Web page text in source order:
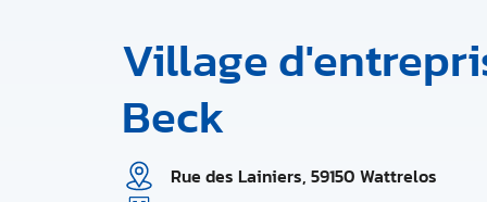
Village
Beck
Rue des Lainiers, 59150 Wattrelos